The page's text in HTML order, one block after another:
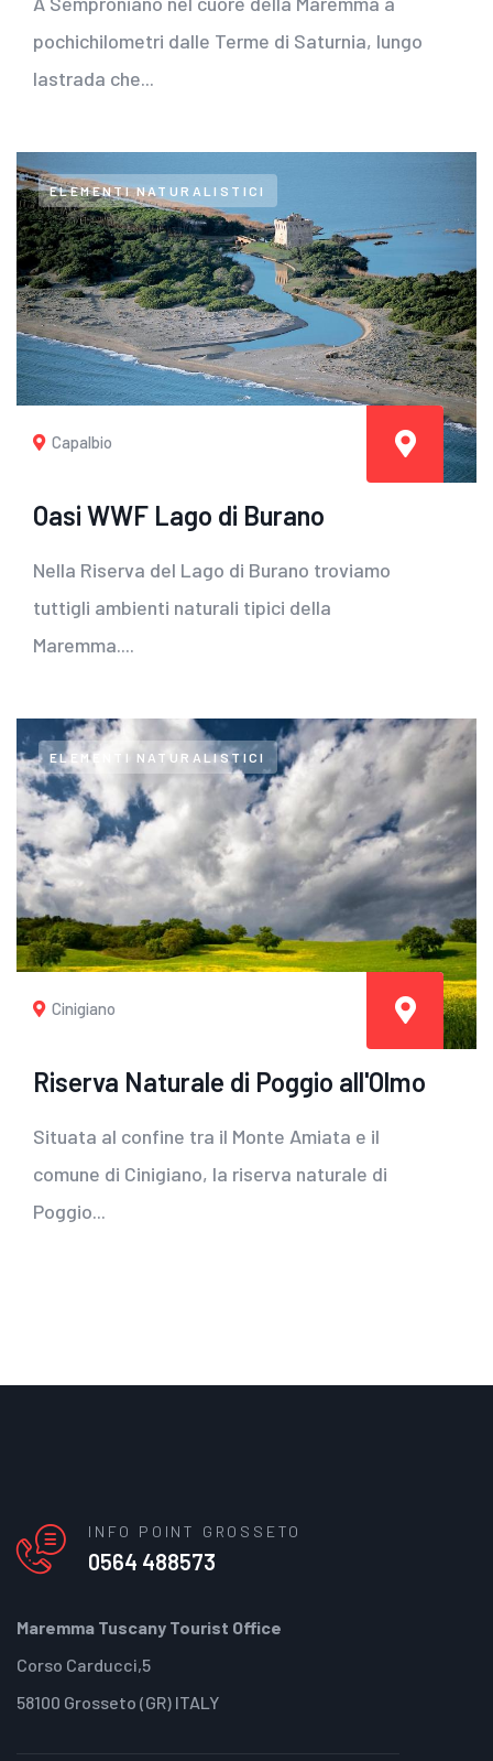
pochichilometri dalle Terme di Saturnia, lungo
lastrada che...
ELEMENTI NATURALISTICI
Capalbio
Oasi WWF Lago di Burano
Nella Riserva del Lago di Burano troviamo
tuttigli ambienti naturali tipici della
Maremma....
ELEMENTI NATURALISTICI
Cinigiano
Riserva Naturale di Poggio all'Olmo
Situata al confine tra il Monte Amiata e il
comune di Cinigiano, la riserva naturale di
Poggio...
INFO POINT GROSSETO
0564 488573
Maremma Tuscany Tourist Office
Corso Carducci,5
58100 Grosseto (GR) ITALY